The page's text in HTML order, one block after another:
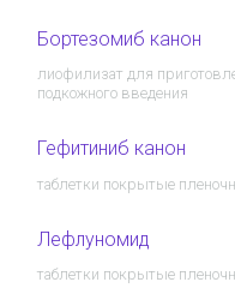
Бортезомиб канон
лиофилизат для
подкожного введения
Гефитиниб канон
таблетки покрытые
Лефлуномид
таблетки покрытые